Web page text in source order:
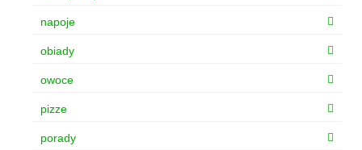
napoje
obiady
owoce
pizze
porady